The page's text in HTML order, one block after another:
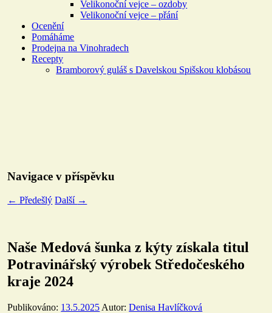
Velikonoční vejce – ozdoby
Velikonoční vejce – přání
Ocenění
Pomáháme
Prodejna na Vinohradech
Recepty
Bramborový guláš s Davelskou Spišskou klobásou
Navigace v příspěvku
← Předešlý Další →
Naše Medová šunka z kýty získala titul
Potravinářský výrobek Středočeského
kraje 2024
Publikováno: 13.5.2025 Autor:Denisa Havlíčková